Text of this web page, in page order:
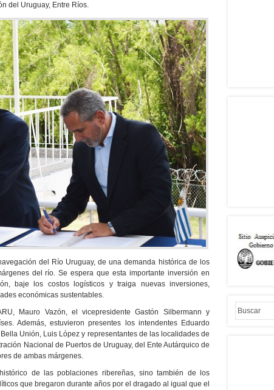
del Uruguay, Entre Ríos.
del Río Uruguay, de una demanda histórica de los
del río. Se espera que esta importante inversión en
baje los costos logísticos y traiga nuevas inversiones,
económicas sustentables.
Mauro Vazón, el vicepresidente Gastón Silbermann y
Además, estuvieron presentes los intendentes Eduardo
Unión, Luis López y representantes de las localidades de
Nacional de Puertos de Uruguay, del Ente Autárquico de
de ambas márgenes.
de las poblaciones ribereñas, sino también de los
que bregaron durante años por el dragado al igual que el